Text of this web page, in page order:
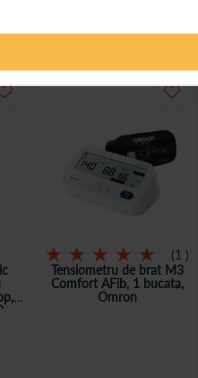
scurte. Daca se
Tensiometru de brat M3
Comfort AFib, 1 bucata,
Omron
Rating:
100%
1